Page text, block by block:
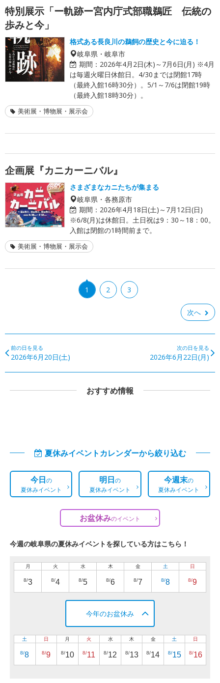
特別展示「ー軌跡ー宮内庁式部職鵜匠 伝統の
歩みと今」
格式ある長良川の鵜飼の歴史と今に迫る！
岐阜県・岐阜市
期間： 2026年4月2日(木)～7月6日(月) ※4月
は毎週火曜日休館日。4/30までは閉館17時
（最終入館16時30分）。5/1～7/6は閉館19時
（最終入館18時30分）。
美術展・博物展・展示会
企画展『カニカーニバル』
さまざまなカニたちが集まる
岐阜県・各務原市
期間： 2026年4月18日(土)～7月12日(日)
※6/8(月)は休館日。土日祝は9：30～18：00。
入館は閉館の1時間前まで。
美術展・博物展・展示会
1 2 3
次へ
前の日を見る
2026年6月20日(土)
次の日を見る
2026年6月22日(月)
おすすめ情報
夏休みイベントカレンダーから絞り込む
今日の
夏休みイベント
明日の
夏休みイベント
今週末の
夏休みイベント
お盆休みのイベント
今週の岐阜県の夏休みイベントを探している方はこちら！
月
8/3
火
8/4
水
8/5
木
8/6
金
8/7
土
8/8
日
8/9
今年のお盆休み
土
8/8
日
8/9
月
8/10
火
8/11
水
8/12
木
8/13
金
8/14
土
8/15
日
8/16